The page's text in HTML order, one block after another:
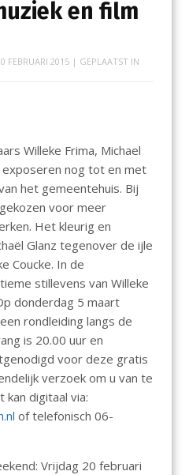
en film
FEBRUARI 2015| GEPLAATST IN
Willeke Frima, Michael
exposeren nog tot en met
het gemeentehuis. Bij
voor meer
Het kleurig en
Glanz tegenover de ijle
Coucke. In de
stillevens van Willeke
donderdag 5 maart
rondleiding langs de
is 20.00 uur en
voor deze gratis
verzoek om u van te
kan digitaal via:
of telefonisch 06-
Vrijdag 20 februari